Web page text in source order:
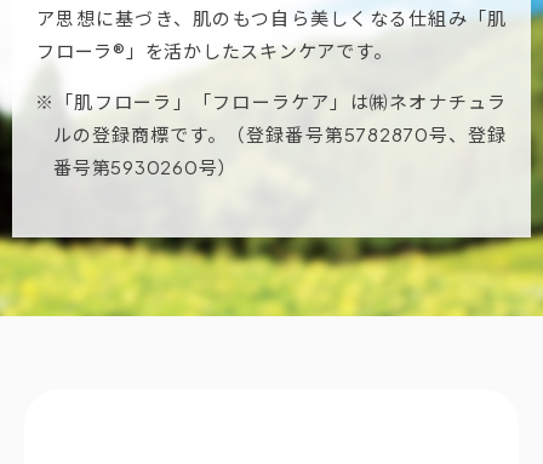
ア思想に基づき、肌のもつ自ら美しくなる仕組み「肌
フローラ®」を活かしたスキンケアです。
※「肌フローラ」「フローラケア」は㈱ネオナチュラ
ルの登録商標です。（登録番号第5782870号、登録
番号第5930260号）